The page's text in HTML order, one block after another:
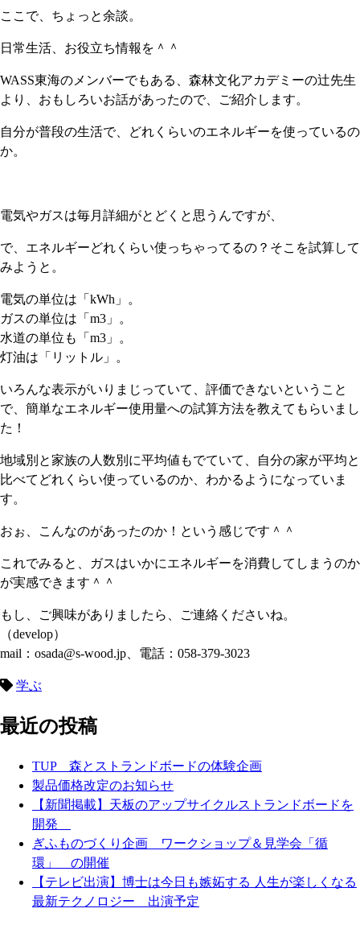
ここで、ちょっと余談。
日常生活、お役立ち情報を＾＾
WASS東海のメンバーでもある、森林文化アカデミーの辻先生
より、おもしろいお話があったので、ご紹介します。
自分が普段の生活で、どれくらいのエネルギーを使っているの
か。
電気やガスは毎月詳細がとどくと思うんですが、
で、エネルギーどれくらい使っちゃってるの？そこを試算して
みようと。
電気の単位は「kWh」。
ガスの単位は「m3」。
水道の単位も「m3」。
灯油は「リットル」。
いろんな表示がいりまじっていて、評価できないということ
で、簡単なエネルギー使用量への試算方法を教えてもらいまし
た！
地域別と家族の人数別に平均値もでていて、自分の家が平均と
比べてどれくらい使っているのか、わかるようになっていま
す。
おぉ、こんなのがあったのか！という感じです＾＾
これでみると、ガスはいかにエネルギーを消費してしまうのか
が実感できます＾＾
もし、ご興味がありましたら、ご連絡くださいね。
（develop）
mail：osada@s-wood.jp、電話：058-379-3023
学ぶ
最近の投稿
TUP 森とストランドボードの体験企画
製品価格改定のお知らせ
【新聞掲載】天板のアップサイクルストランドボードを
開発
ぎふものづくり企画 ワークショップ＆見学会「循
環」 の開催
【テレビ出演】博士は今日も嫉妬する 人生が楽しくなる
最新テクノロジー 出演予定